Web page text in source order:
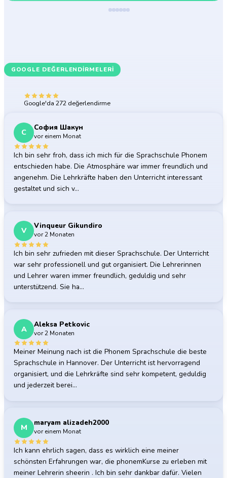
GOOGLE DEĞERLENDIRMELERI
Google'da 272 değerlendirme
С София Шакун
vor einem Monat
Ich bin sehr froh, dass ich mich für die Sprachschule Phonem
entschieden habe. Die Atmosphäre war immer freundlich und
angenehm. Die Lehrkräfte haben den Unterricht interessant
gestaltet und sich v…
V Vinqueur Gikundiro
vor 2 Monaten
Ich bin sehr zufrieden mit dieser Sprachschule. Der Unterricht
war sehr professionell und gut organisiert. Die Lehrerinnen
und Lehrer waren immer freundlich, geduldig und sehr
unterstützend. Sie ha…
A Aleksa Petkovic
vor 2 Monaten
Meiner Meinung nach ist die Phonem Sprachschule die beste
Sprachschule in Hannover. Der Unterricht ist hervorragend
organisiert, und die Lehrkräfte sind sehr kompetent, geduldig
und jederzeit berei…
M maryam alizadeh2000
vor einem Monat
Ich kann ehrlich sagen, dass es wirklich eine meiner
schönsten Erfahrungen war, die phonemKurse zu erleben mit
meiner Lehrerin sheerin . Ich bin sehr dankbar dafür. Vielen